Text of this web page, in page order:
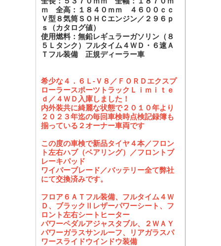
ｍ 全高：１８４０ｍｍ ４６００ｃｃ
Ｖ型８気筒ＳＯＨＣエンジン／２９６ｐ
ｓ（カタログ値）
使用燃料：無鉛レギュラーガソリン（８
５Ｌタンク）フルタイム４ＷＤ・６速Ａ
Ｔフル装備 正規ディーラー車
希少な４．６Ｌ-Ｖ８／ＦＯＲＤエクスプ
ローラースポーツトラックＬｉｍｉｔｅ
ｄ／４ＷＤ入庫しました！
内外装共に綺麗な状態で２０１０年より
２０２３年迄の毎回車検時点検記録簿も
揃っている２オーナー車両です
この度の車検で新品タイヤ４本／フロン
ト左右ハブ（ベアリング）／フロントブ
レーキパッド
ワイパーブレード／バッテリー全て弊社
にて交換済みです。
フロア６ＡＴフル装備、フルタイム４Ｗ
Ｄ、ブラックⅡレザーパワーシート、フ
ロント左右シートヒーター
パワーペダルアジャスタブル、２ＷＡＹ
パワーガラスサンルーフ、リアガラスパ
ワースライドウインドウ装備